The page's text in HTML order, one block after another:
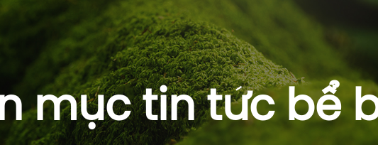
mục tin tức bể